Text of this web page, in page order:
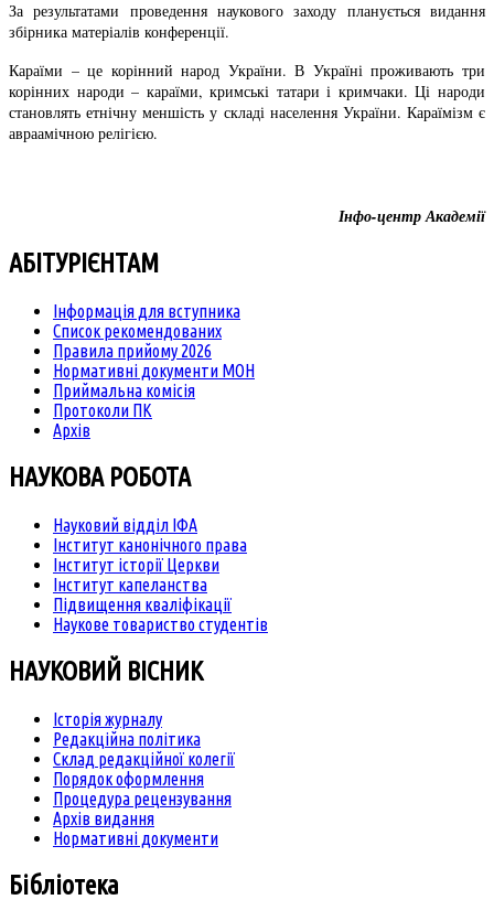
За результатами проведення наукового заходу планується видання
збірника матеріалів конференції.
Караїми – це корінний народ України. В Україні проживають три
корінних народи – караїми, кримські татари і кримчаки. Ці народи
становлять етнічну меншість у складі населення України. Караїмізм є
авраамічною релігією.
Інфо-центр Академії
АБІТУРІЄНТАМ
Інформація для вступника
Список рекомендованих
Правила прийому 2026
Нормативні документи МОН
Приймальна комісія
Протоколи ПК
Архів
НАУКОВА РОБОТА
Науковий відділ ІФА
Інститут канонічного права
Інститут історії Церкви
Інститут капеланства
Підвищення кваліфікації
Наукове товариство студентів
НАУКОВИЙ ВІСНИК
Історія журналу
Редакційна політика
Склад редакційної колегії
Порядок оформлення
Процедура рецензування
Архів видання
Нормативні документи
Бібліотека